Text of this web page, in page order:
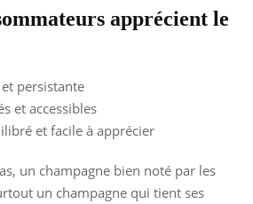
apprécient le
persistante
et accessibles
et facile à apprécier
un champagne bien noté par les
un champagne qui tient ses